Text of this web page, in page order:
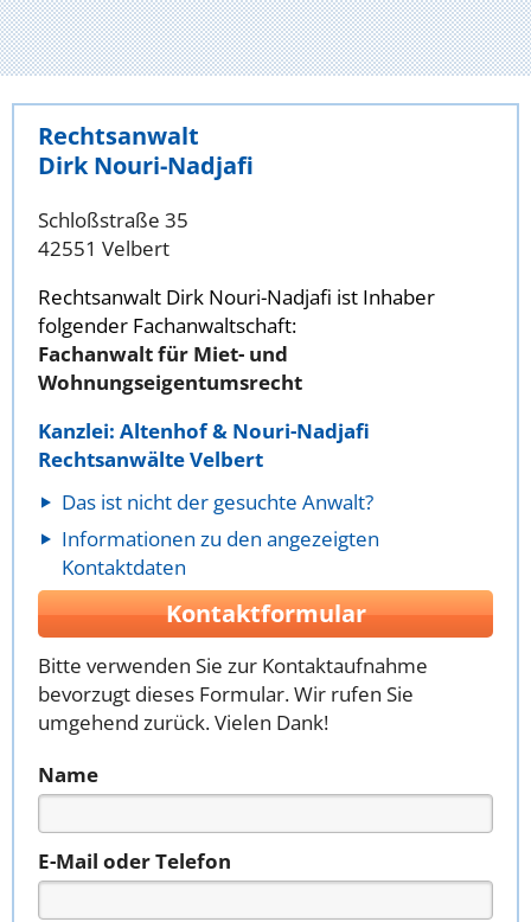
Rechtsanwalt
Dirk Nouri-Nadjafi
Schloßstraße 35
42551 Velbert
Rechtsanwalt Dirk Nouri-Nadjafi ist Inhaber
folgender Fachanwaltschaft:
Fachanwalt für Miet- und
Wohnungseigentumsrecht
Kanzlei: Altenhof & Nouri-Nadjafi
Rechtsanwälte Velbert
Das ist nicht der gesuchte Anwalt?
Informationen zu den angezeigten
Kontaktdaten
Kontaktformular
Bitte verwenden Sie zur Kontaktaufnahme
bevorzugt dieses Formular. Wir rufen Sie
umgehend zurück. Vielen Dank!
Name
E-Mail oder Telefon